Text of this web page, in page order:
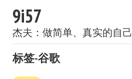
9i57
杰夫：做简单、真实的自己
标签-谷歌